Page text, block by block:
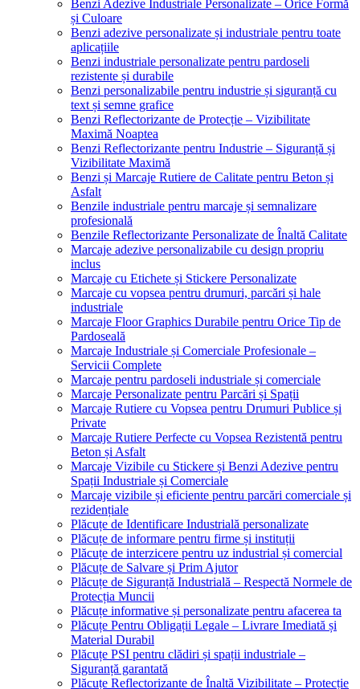
Benzi Adezive Industriale Personalizate – Orice Formă
și Culoare
Benzi adezive personalizate și industriale pentru toate
aplicațiile
Benzi industriale personalizate pentru pardoseli
rezistente și durabile
Benzi personalizabile pentru industrie și siguranță cu
text și semne grafice
Benzi Reflectorizante de Protecție – Vizibilitate
Maximă Noaptea
Benzi Reflectorizante pentru Industrie – Siguranță și
Vizibilitate Maximă
Benzi și Marcaje Rutiere de Calitate pentru Beton și
Asfalt
Benzile industriale pentru marcaje și semnalizare
profesională
Benzile Reflectorizante Personalizate de Înaltă Calitate
Marcaje adezive personalizabile cu design propriu
inclus
Marcaje cu Etichete și Stickere Personalizate
Marcaje cu vopsea pentru drumuri, parcări și hale
industriale
Marcaje Floor Graphics Durabile pentru Orice Tip de
Pardoseală
Marcaje Industriale și Comerciale Profesionale –
Servicii Complete
Marcaje pentru pardoseli industriale și comerciale
Marcaje Personalizate pentru Parcări și Spații
Marcaje Rutiere cu Vopsea pentru Drumuri Publice și
Private
Marcaje Rutiere Perfecte cu Vopsea Rezistentă pentru
Beton și Asfalt
Marcaje Vizibile cu Stickere și Benzi Adezive pentru
Spații Industriale și Comerciale
Marcaje vizibile și eficiente pentru parcări comerciale și
rezidențiale
Plăcuțe de Identificare Industrială personalizate
Plăcuțe de informare pentru firme și instituții
Plăcuțe de interzicere pentru uz industrial și comercial
Plăcuțe de Salvare și Prim Ajutor
Plăcuțe de Siguranță Industrială – Respectă Normele de
Protecția Muncii
Plăcuțe informative și personalizate pentru afacerea ta
Plăcuțe Pentru Obligații Legale – Livrare Imediată și
Material Durabil
Plăcuțe PSI pentru clădiri și spații industriale –
Siguranță garantată
Plăcuțe Reflectorizante de Înaltă Vizibilitate – Protecție